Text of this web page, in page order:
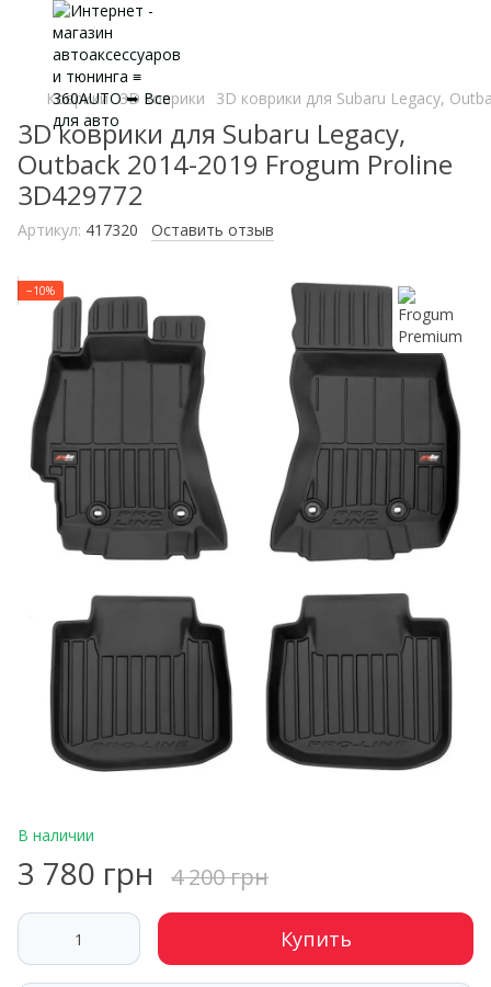
Коврики 3D коврики 3D коврики для Subaru Legacy,
3D коврики для Subaru Legacy,
Outback 2014-2019 Frogum Proline
3D429772
Артикул: 417320 Оставить отзыв
−10%
В наличии
3 780 грн 4 200 грн
Купить